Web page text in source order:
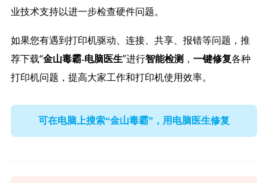
业技术支持以进一步检查硬件问题。
如果您有遇到打印机驱动、连接、共享、报错等问题，推
荐下载“金山毒霸-电脑医生”进行智能检测， 一键修复各种
打印机问题，提高大家工作和打印机使用效率。
可在电脑上搜索“金山毒霸”，用电脑医生修复